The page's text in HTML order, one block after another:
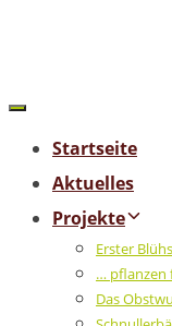
Startseite
Aktuelles
Projekte
Erster
… pflanzen
Das